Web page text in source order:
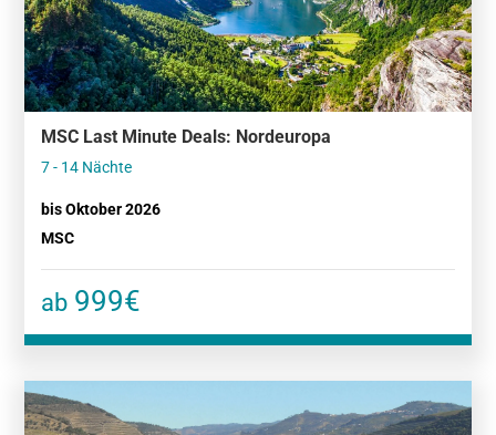
MSC Last Minute Deals: Nordeuropa
7 - 14 Nächte
bis Oktober 2026
MSC
ab 999€